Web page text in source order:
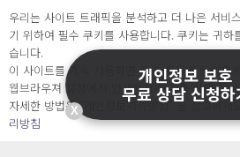
○ 개인정보보호 컴플라이언스를 선도하겠습니다.
○ 정보주체의 권리를 보장하겠습니다.
○ 기업의 개인정보보호를 위한 효율적 관리를 보
Copyright Ⓒ
2026 O.NE PEOPLE Co., Ltd. All rights reserved.
우리는 사이트 트래픽을 분석하고 더 나은 서비
기 위하여 필수 쿠키를 사용합니다. 쿠키는 귀하
습니다.
이 사이트를 계속 사용하면 쿠키 사용에 동의하게
웹브라우져 설정에서 언제든지 쿠키를 삭제 할 수
자세한 방법은 “개인정보처리방침” 을 참고하세
리방침
X
개인정보 보호
무료 상담 신청하